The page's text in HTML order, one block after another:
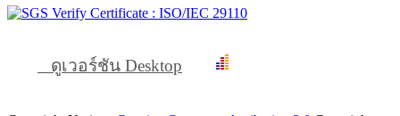
ดูเวอร์ชัน Desktop